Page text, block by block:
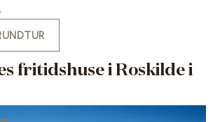
fritidshuse i Roskilde i